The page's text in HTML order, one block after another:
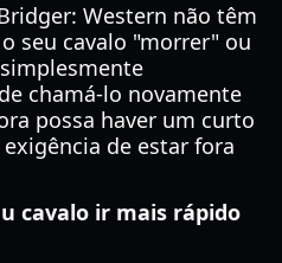
Western não têm
seu cavalo "morrer" ou
chamá-lo novamente
possa haver um curto
de estar fora
cavalo ir mais rápido